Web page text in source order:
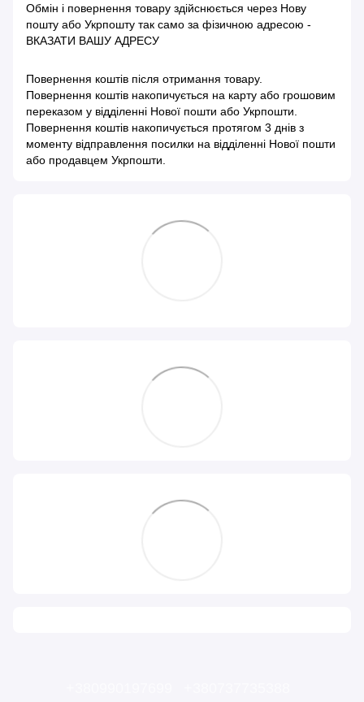
Обмін і повернення товару здійснюється через Нову
пошту або Укрпошту так само за фізичною адресою -
ВКАЗАТИ ВАШУ АДРЕСУ
Повернення коштів після отримання товару.
Повернення коштів накопичується на карту або грошовим
переказом у відділенні Нової пошти або Укрпошти.
Повернення коштів накопичується протягом 3 днів з
моменту відправлення посилки на відділенні Нової пошти
або продавцем Укрпошти.